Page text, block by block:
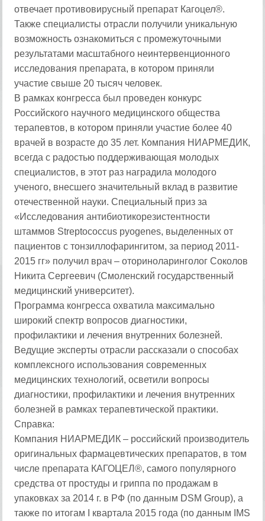
отвечает противовирусный препарат Кагоцел®.
Также специалисты отрасли получили уникальную
возможность ознакомиться с промежуточными
результатами масштабного неинтервенционного
исследования препарата, в котором приняли
участие свыше 20 тысяч человек.
В рамках конгресса был проведен конкурс
Российского научного медицинского общества
терапевтов, в котором приняли участие более 40
врачей в возрасте до 35 лет. Компания НИАРМЕДИК,
всегда с радостью поддерживающая молодых
специалистов, в этот раз наградила молодого
ученого, внесшего значительный вклад в развитие
отечественной науки. Специальный приз за
«Исследования антибиотикорезистентности
штаммов Streptococcus pyogenes, выделенных от
пациентов с тонзиллофарингитом, за период 2011-
2015 гг» получил врач – оториноларинголог Соколов
Никита Сергеевич (Смоленский государственный
медицинский университет).
Программа конгресса охватила максимально
широкий спектр вопросов диагностики,
профилактики и лечения внутренних болезней.
Ведущие эксперты отрасли рассказали о способах
комплексного использования современных
медицинских технологий, осветили вопросы
диагностики, профилактики и лечения внутренних
болезней в рамках терапевтической практики.
Справка:
Компания НИАРМЕДИК – российский производитель
оригинальных фармацевтических препаратов, в том
числе препарата КАГОЦЕЛ®, самого популярного
средства от простуды и гриппа по продажам в
упаковках за 2014 г. в РФ (по данным DSM Group), а
также по итогам I квартала 2015 года (по данным IMS